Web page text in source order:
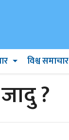
विश्व समाचार
?